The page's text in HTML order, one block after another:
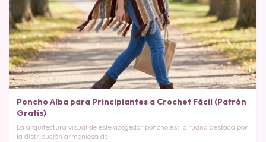
Poncho Alba para Principiantes a Crochet Fácil (Patrón
Gratis)
La arquitectura visual de este acogedor poncho estilo ruana destaca por
la distribución armoniosa de